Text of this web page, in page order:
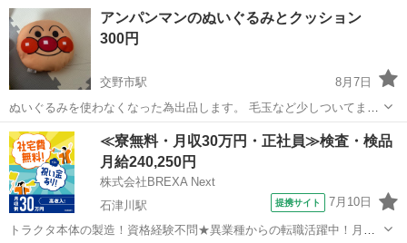
アンパンマンのぬいぐるみとクッション
300円
交野市駅
8月7日
ぬいぐるみを使わなくなった為出品します。 毛玉など少しついてま
す。 使ったり遊んだりする分には問題ないです。
大阪 交野市 交野市駅 ベビー用品
≪寮無料・月収30万円・正社員≫検査・検品
月給240,250円
株式会社BREXA Next
石津川駅
提携サイト 7月10日
トラクタ本体の製造！資格経験不問★異業種からの転職活躍中！月収